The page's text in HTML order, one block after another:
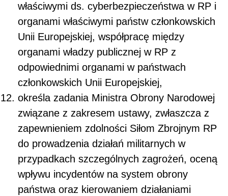
właściwymi ds. cyberbezpieczeństwa w RP i
organami właściwymi państw członkowskich
Unii Europejskiej, współpracę między
organami władzy publicznej w RP z
odpowiednimi organami w państwach
członkowskich Unii Europejskiej,
określa zadania Ministra Obrony Narodowej
związane z zakresem ustawy, zwłaszcza z
zapewnieniem zdolności Siłom Zbrojnym RP
do prowadzenia działań militarnych w
przypadkach szczególnych zagrożeń, oceną
wpływu incydentów na system obrony
państwa oraz kierowaniem działaniami